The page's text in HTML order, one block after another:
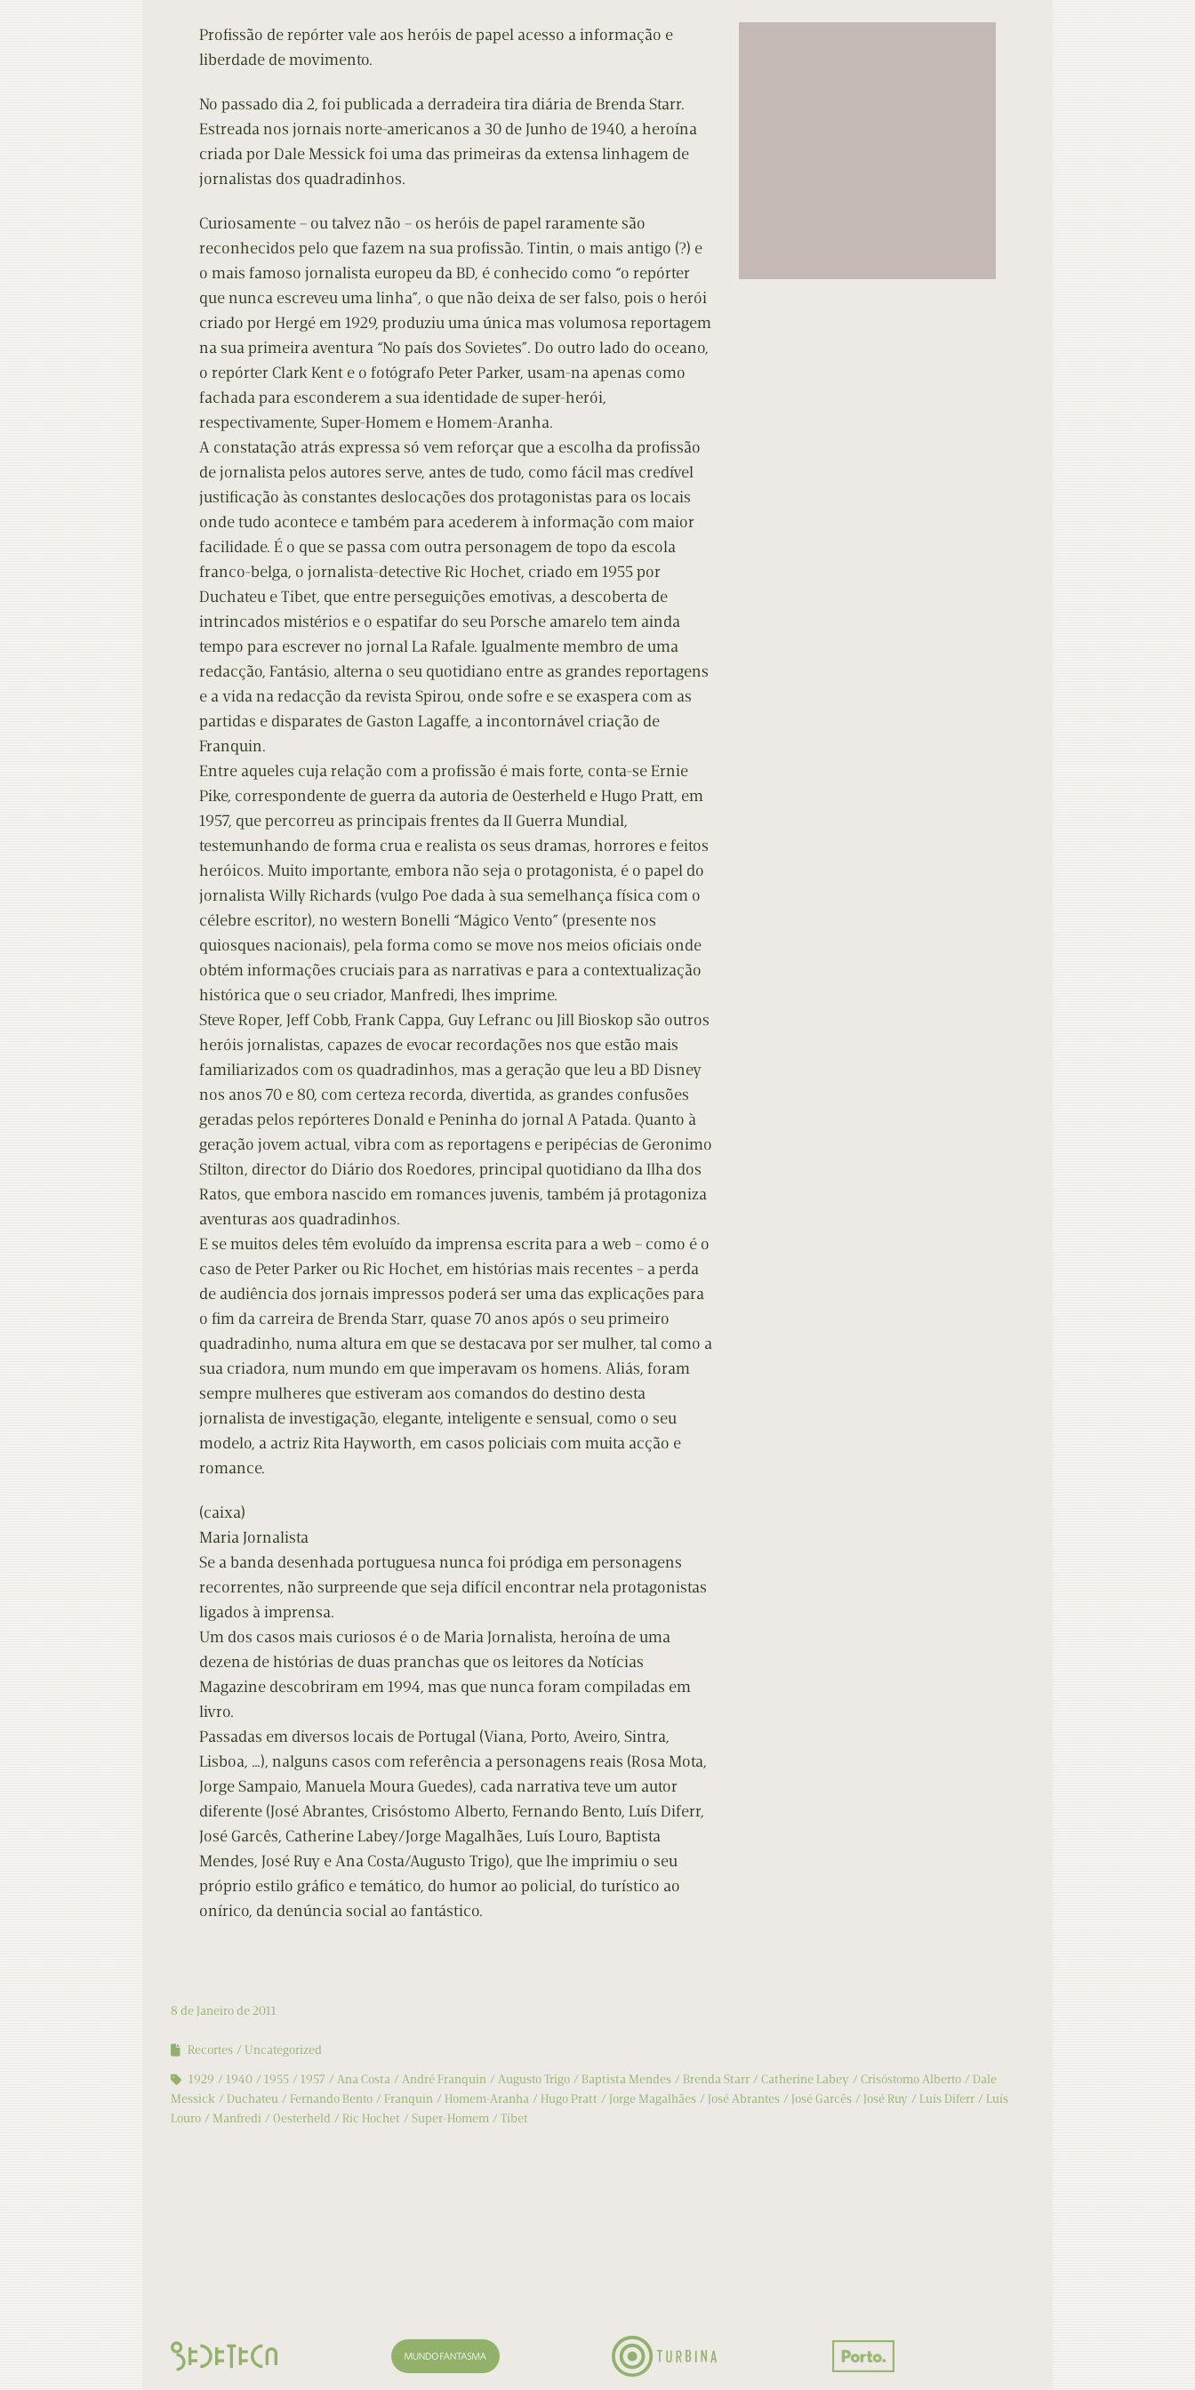
Doação de Edições
Profissão de repórter vale aos heróis de papel acesso a informação e
liberdade de movimento.
No passado dia 2, foi publicada a derradeira tira diária de Brenda Starr.
Estreada nos jornais norte-americanos a 30 de Junho de 1940, a heroína
criada por Dale Messick foi uma das primeiras da extensa linhagem de
jornalistas dos quadradinhos.
Curiosamente – ou talvez não – os heróis de papel raramente são
reconhecidos pelo que fazem na sua profissão. Tintin, o mais antigo (?) e
o mais famoso jornalista europeu da BD, é conhecido como “o repórter
que nunca escreveu uma linha”, o que não deixa de ser falso, pois o herói
criado por Hergé em 1929, produziu uma única mas volumosa reportagem
na sua primeira aventura “No país dos Sovietes”. Do outro lado do oceano,
o repórter Clark Kent e o fotógrafo Peter Parker, usam-na apenas como
fachada para esconderem a sua identidade de super-herói,
respectivamente, Super-Homem e Homem-Aranha.
A constatação atrás expressa só vem reforçar que a escolha da profissão
de jornalista pelos autores serve, antes de tudo, como fácil mas credível
justificação às constantes deslocações dos protagonistas para os locais
onde tudo acontece e também para acederem à informação com maior
facilidade. É o que se passa com outra personagem de topo da escola
franco-belga, o jornalista-detective Ric Hochet, criado em 1955 por
Duchateu e Tibet, que entre perseguições emotivas, a descoberta de
intrincados mistérios e o espatifar do seu Porsche amarelo tem ainda
tempo para escrever no jornal La Rafale. Igualmente membro de uma
redacção, Fantásio, alterna o seu quotidiano entre as grandes reportagens
e a vida na redacção da revista Spirou, onde sofre e se exaspera com as
partidas e disparates de Gaston Lagaffe, a incontornável criação de
Franquin.
Entre aqueles cuja relação com a profissão é mais forte, conta-se Ernie
Pike, correspondente de guerra da autoria de Oesterheld e Hugo Pratt, em
1957, que percorreu as principais frentes da II Guerra Mundial,
testemunhando de forma crua e realista os seus dramas, horrores e feitos
heróicos. Muito importante, embora não seja o protagonista, é o papel do
jornalista Willy Richards (vulgo Poe dada à sua semelhança física com o
célebre escritor), no western Bonelli “Mágico Vento” (presente nos
quiosques nacionais), pela forma como se move nos meios oficiais onde
obtém informações cruciais para as narrativas e para a contextualização
histórica que o seu criador, Manfredi, lhes imprime.
Steve Roper, Jeff Cobb, Frank Cappa, Guy Lefranc ou Jill Bioskop são outros
heróis jornalistas, capazes de evocar recordações nos que estão mais
familiarizados com os quadradinhos, mas a geração que leu a BD Disney
nos anos 70 e 80, com certeza recorda, divertida, as grandes confusões
geradas pelos repórteres Donald e Peninha do jornal A Patada. Quanto à
geração jovem actual, vibra com as reportagens e peripécias de Geronimo
Stilton, director do Diário dos Roedores, principal quotidiano da Ilha dos
Ratos, que embora nascido em romances juvenis, também já protagoniza
aventuras aos quadradinhos.
E se muitos deles têm evoluído da imprensa escrita para a web – como é o
caso de Peter Parker ou Ric Hochet, em histórias mais recentes – a perda
de audiência dos jornais impressos poderá ser uma das explicações para
o fim da carreira de Brenda Starr, quase 70 anos após o seu primeiro
quadradinho, numa altura em que se destacava por ser mulher, tal como a
sua criadora, num mundo em que imperavam os homens. Aliás, foram
sempre mulheres que estiveram aos comandos do destino desta
jornalista de investigação, elegante, inteligente e sensual, como o seu
modelo, a actriz Rita Hayworth, em casos policiais com muita acção e
romance.
(caixa)
Maria Jornalista
Se a banda desenhada portuguesa nunca foi pródiga em personagens
recorrentes, não surpreende que seja difícil encontrar nela protagonistas
ligados à imprensa.
Um dos casos mais curiosos é o de Maria Jornalista, heroína de uma
dezena de histórias de duas pranchas que os leitores da Notícias
Magazine descobriram em 1994, mas que nunca foram compiladas em
livro.
Passadas em diversos locais de Portugal (Viana, Porto, Aveiro, Sintra,
Lisboa, …), nalguns casos com referência a personagens reais (Rosa Mota,
Jorge Sampaio, Manuela Moura Guedes), cada narrativa teve um autor
diferente (José Abrantes, Crisóstomo Alberto, Fernando Bento, Luís Diferr,
José Garcês, Catherine Labey/Jorge Magalhães, Luís Louro, Baptista
Mendes, José Ruy e Ana Costa/Augusto Trigo), que lhe imprimiu o seu
próprio estilo gráfico e temático, do humor ao policial, do turístico ao
onírico, da denúncia social ao fantástico.
8 de Janeiro de 2011
Recortes
Uncategorized
1929
1940 1955 1957 Ana Costa André Franquin Augusto Trigo Baptista Mendes Brenda Starr Catherine Labey Crisóstomo Alberto
Dale
Messick
Duchateu Fernando Bento Franquin Homem-Aranha Hugo Pratt Jorge Magalhães José Abrantes José Garcês José Ruy Luís Diferr
Luís
Louro
Manfredi Oesterheld Ric Hochet Super-Homem Tibet